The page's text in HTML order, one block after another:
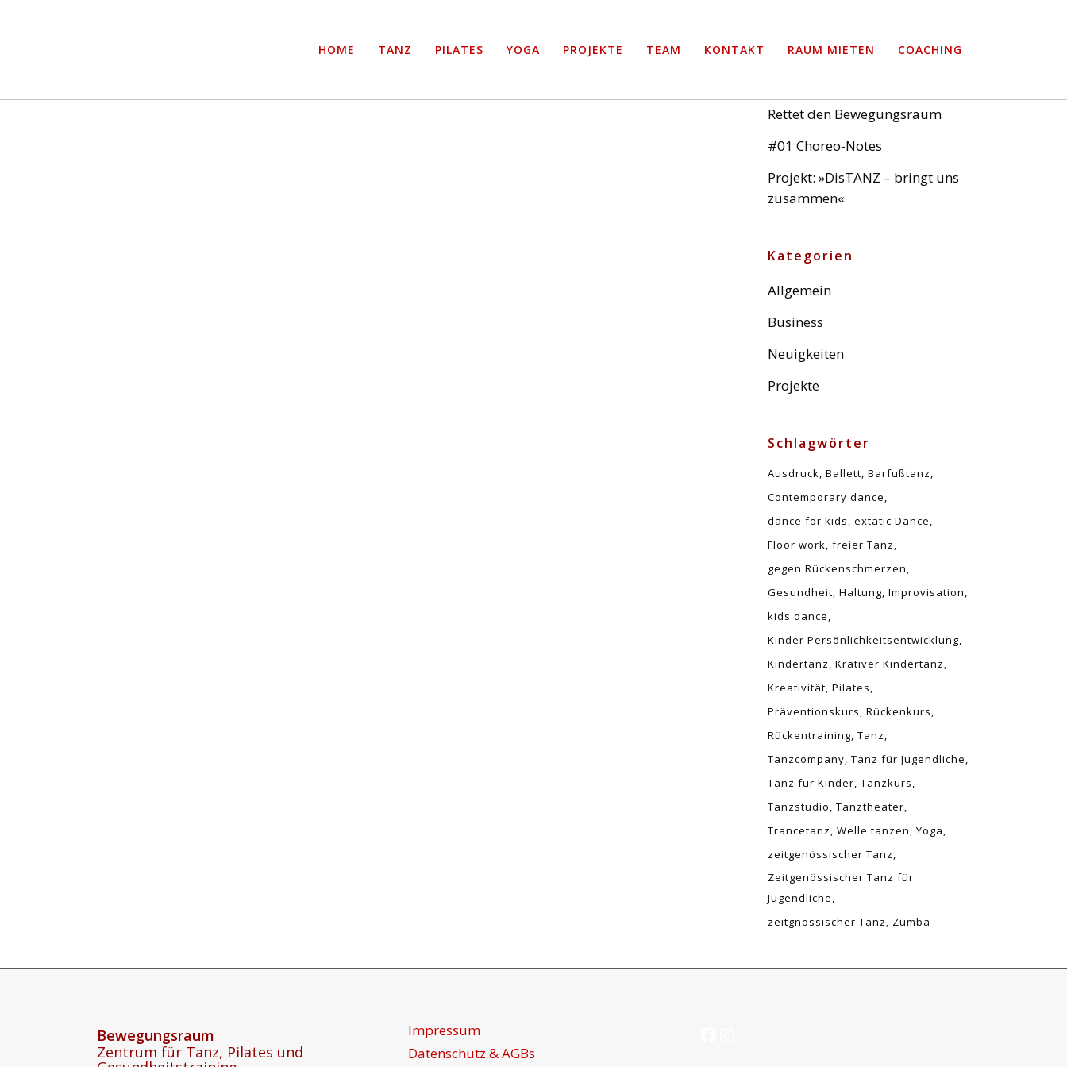
HOME TANZ PILATES YOGA PROJEKTE TEAM KONTAKT RAUM MIETEN COACHING
ALLGEMEIN BUSINESS NEUIGKEITEN PROJEKTE Neueste Beiträge
Rettet den Bewegungsraum
#01 Choreo-Notes
Projekt: »DisTANZ – bringt uns
zusammen«
Kategorien
Allgemein
Business
Neuigkeiten
Projekte
Schlagwörter
Ausdruck Ballett Barfußtanz
Contemporary dance
dance for kids extatic Dance
Floor work freier Tanz
gegen Rückenschmerzen
Gesundheit Haltung Improvisation
kids dance
Kinder Persönlichkeitsentwicklung
Kindertanz Krativer Kindertanz
Kreativität Pilates
Präventionskurs Rückenkurs
Rückentraining Tanz
Tanzcompany Tanz für Jugendliche
Tanz für Kinder Tanzkurs
Tanzstudio Tanztheater
Trancetanz Welle tanzen Yoga
zeitgenössischer Tanz
Zeitgenössischer Tanz für
Jugendliche
zeitgnössischer Tanz
Zumba
Bewegungsraum
Zentrum für Tanz, Pilates und
Impressum
Datenschutz & AGBs